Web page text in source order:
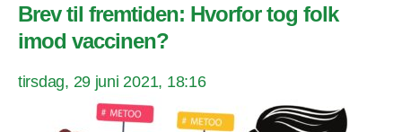
Brev til fremtiden: Hvorfor tog folk
imod vaccinen?
tirsdag, 29 juni 2021, 18:16